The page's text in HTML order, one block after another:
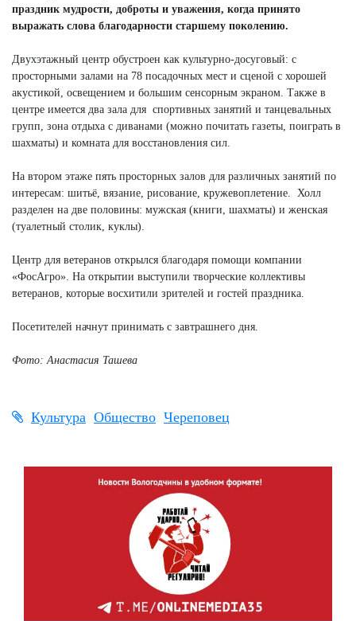
праздник мудрости, доброты и уважения, когда принято
выражать слова благодарности старшему поколению.
Двухэтажный центр обустроен как культурно-досуговый: с
просторными залами на 78 посадочных мест и сценой с хорошей
акустикой, освещением и большим сенсорным экраном. Также в
центре имеется два зала для спортивных занятий и танцевальных
групп, зона отдыха с диванами (можно почитать газеты, поиграть в
шахматы) и комната для восстановления сил.
На втором этаже пять просторных залов для различных занятий по
интересам: шитьё, вязание, рисование, кружевоплетение. Холл
разделен на две половины: мужская (книги, шахматы) и женская
(туалетный столик, куклы).
Центр для ветеранов открылся благодаря помощи компании
«ФосАгро». На открытии выступили творческие коллективы
ветеранов, которые восхитили зрителей и гостей праздника.
Посетителей начнут принимать с завтрашнего дня.
Фото: Анастасия Ташева
Культура Общество Череповец